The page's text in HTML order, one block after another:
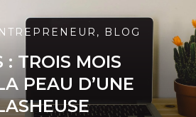
, BLOG
: TROIS MOIS
PEAU D’UNE